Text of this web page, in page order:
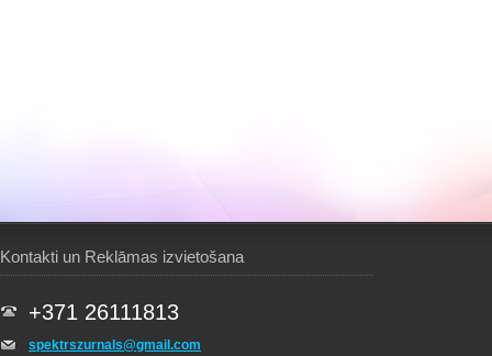
Kontakti un Reklāmas izvietošana
+371 26111813
spektrszurnals@gmail.com